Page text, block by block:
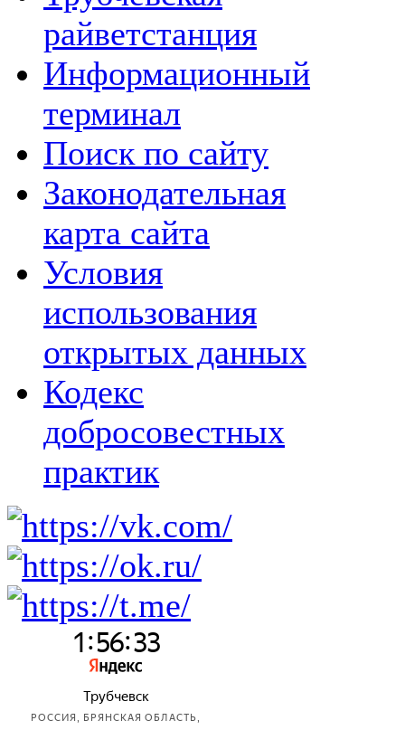
райветстанция
Информационный
терминал
Поиск по сайту
Законодательная
карта сайта
Условия
использования
открытых данных
Кодекс
добросовестных
практик